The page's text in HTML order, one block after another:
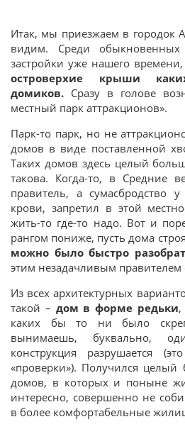
Итак, мы приезжаем в городок
видим. Среди
застройки уже нашего
островерхие крыши
домиков. Сразу в голове
местный парк аттракционов».
Парк-то парк, но не
домов в виде поставленной
Таких домов здесь целый
такова. Когда-то, в Средние
правитель, а сумасбродство
крови, запретил в этой
жить-то где-то надо. Вот и
рангом пониже, пусть дома
можно было быстро
этим незадачливым правителем
Из всех архитектурных
такой – дом в форме редьки,
каких бы то ни было
вынимаешь, буквально,
конструкция разрушается
«проверки»). Получился
домов, в которых и поныне
интересно, совершенно не
в более комфортабельные